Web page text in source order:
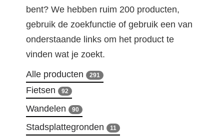
bent? We hebben ruim 200 producten,
gebruik de zoekfunctie of gebruik een van
onderstaande links om het product te
vinden wat je zoekt.
Alle producten 291
Fietsen 92
Wandelen 90
Stadsplattegronden 11